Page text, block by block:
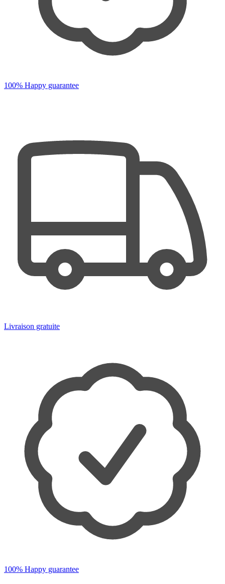
100% Happy guarantee
Livraison gratuite
100% Happy guarantee